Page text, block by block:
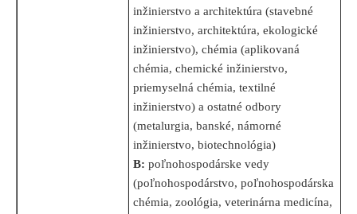
inžinierstvo a architektúra (stavebné
inžinierstvo, architektúra, ekologické
inžinierstvo), chémia (aplikovaná
chémia, chemické inžinierstvo,
priemyselná chémia, textilné
inžinierstvo) a ostatné odbory
(metalurgia, banské, námorné
inžinierstvo, biotechnológia)
B: poľnohospodárske vedy
(poľnohospodárstvo, poľnohospodárska
chémia, zoológia, veterinárna medicína,